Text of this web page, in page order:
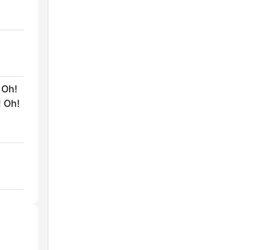
Oh!